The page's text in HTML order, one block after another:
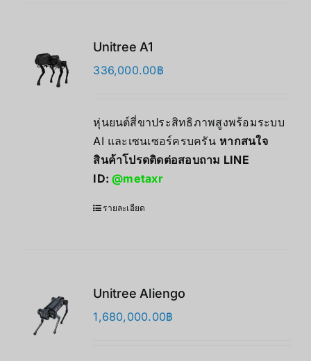
Unitree A1
336,000.00฿
หุ่นยนต์สี่ขาประสิทธิภาพสูงพร้อมระบบ
AI และเซนเซอร์ครบครัน หากสนใจ
สินค้าโปรดติดต่อสอบถาม LINE
ID:@metaxr
รายละเอียด
Unitree Aliengo
1,680,000.00฿